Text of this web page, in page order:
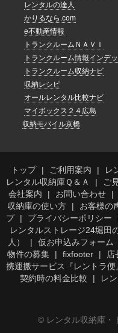
レンタルの達人
かりるなら.com
e不動産情報
トランクルームＮＡＶＩ
トランクルーム情報インデ
トランクルーム収納ナビ
収納レシピ
オールレンタル比較ナビ
マイボックス２４広島
収納モバイル京橋
トップ ご利用案内
レ
レンタル収納庫Ｑ＆Ａ
ご
会社案内
お問い合わせ
収納庫の使い方
お客様の
プ
プライバシーポリシー
レンタルストレージ24堀田
人）
仮お申込みフォーム
物件の募集
fixfooter 店
携運搬サービス『レントラ便
契約時の料金比較
レ
© レンタル収納庫